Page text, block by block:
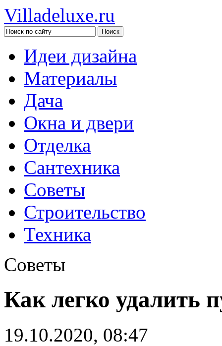
Villadeluxe.ru
Идеи дизайна
Материалы
Дача
Окна и двери
Отделка
Сантехника
Советы
Строительство
Техника
Советы
Как легко удалить
19.10.2020, 08:47